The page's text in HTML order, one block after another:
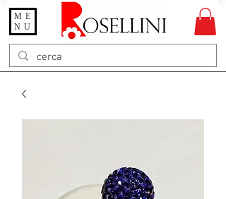
Gioielleria Rosellini
Rosellini online
ME
NU